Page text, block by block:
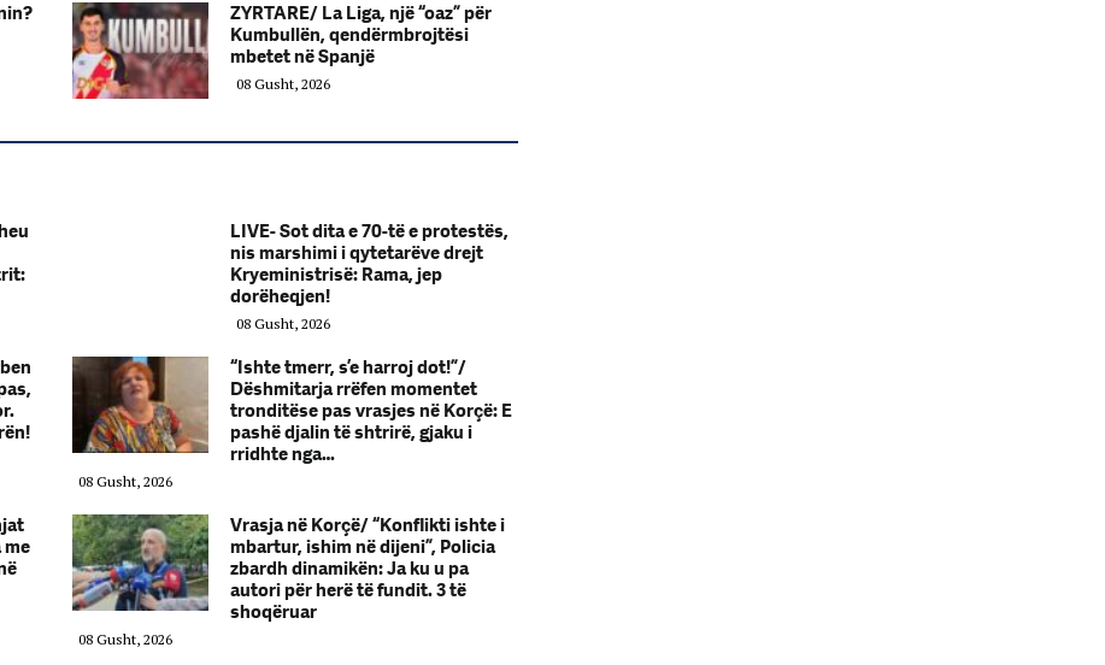
ZYRTARE/ La Liga, një “oaz” për
Kumbullën, qendërmbrojtësi
mbetet në Spanjë
08 Gusht, 2026
LIVE- Sot dita e 70-të e protestës,
nis marshimi i qytetarëve drejt
Kryeministrisë: Rama, jep
dorëheqjen!
08 Gusht, 2026
“Ishte tmerr, s’e harroj dot!”/
Dëshmitarja rrëfen momentet
tronditëse pas vrasjes në Korçë: E
pashë djalin të shtrirë, gjaku i
rridhte nga…
08 Gusht, 2026
me
Vrasja në Korçë/ “Konflikti ishte i
mbartur, ishim në dijeni”, Policia
zbardh dinamikën: Ja ku u pa
autori për herë të fundit. 3 të
shoqëruar
08 Gusht, 2026